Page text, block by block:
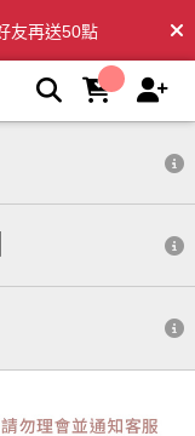
友再送50點
內出貨